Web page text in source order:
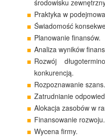
środowisku
Praktyka w
Świadomość
Planowanie finansów.
Analiza wyników
Rozwój
konkurencją.
Rozpoznawanie szans.
Zatrudnianie
Alokacja zasobów w
Finansowanie rozwoju.
Wycena firmy.